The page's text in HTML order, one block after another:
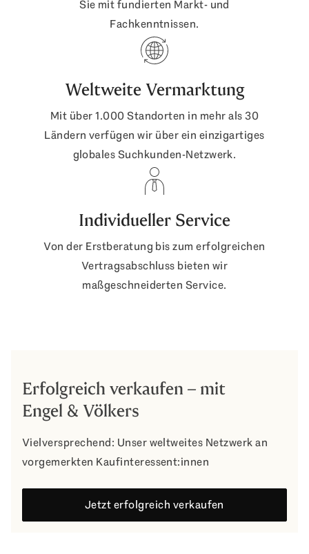
Sie mit fundierten Markt- und
Fachkenntnissen.
Weltweite Vermarktung
Mit über 1.000 Standorten in mehr als 30
Ländern verfügen wir über ein einzigartiges
globales Suchkunden-Netzwerk.
Individueller Service
Von der Erstberatung bis zum erfolgreichen
Vertragsabschluss bieten wir
maßgeschneiderten Service.
Erfolgreich verkaufen – mit
Engel & Völkers
Vielversprechend: Unser weltweites Netzwerk an
vorgemerkten Kaufinteressent:innen
Jetzt erfolgreich verkaufen